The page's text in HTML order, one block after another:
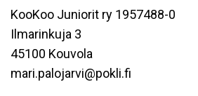
KooKoo Juniorit ry 1957488-0
Ilmarinkuja 3
45100 Kouvola
mari.palojarvi@pokli.fi